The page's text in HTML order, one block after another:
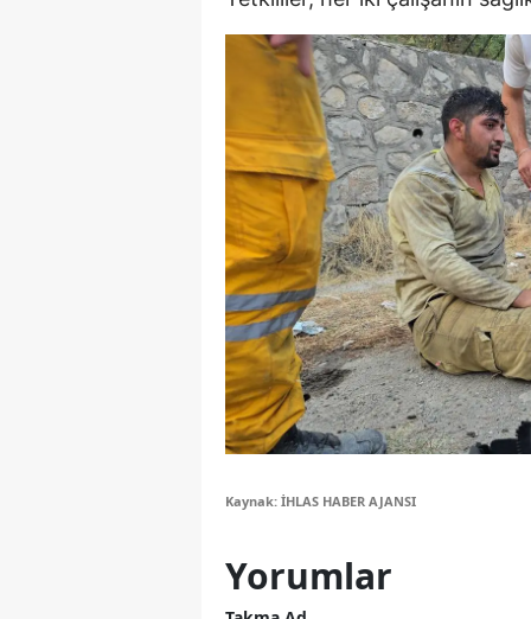
Kaynak: İHLAS HABER AJANSI
Yorumlar